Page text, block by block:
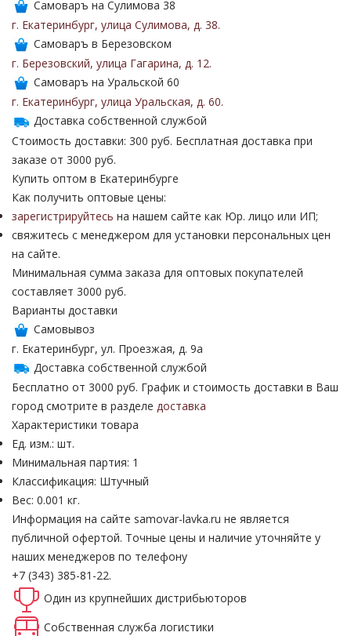
Самоваръ на Сулимова 38
г. Екатеринбург, улица Сулимова, д. 38.
Самоваръ в Березовском
г. Березовский, улица Гагарина, д. 12.
Самоваръ на Уральской 60
г. Екатеринбург, улица Уральская, д. 60.
Доставка собственной службой
Стоимость доставки: 300 руб. Бесплатная доставка при
заказе от 3000 руб.
Купить оптом в Екатеринбурге
Как получить оптовые цены:
зарегистрируйтесь на нашем сайте как Юр. лицо или ИП;
свяжитесь с менеджером для установки персональных цен
на сайте.
Минимальная сумма заказа для оптовых покупателей
составляет 3000 руб.
Варианты доставки
Самовывоз
г. Екатеринбург, ул. Проезжая, д. 9а
Доставка собственной службой
Бесплатно от 3000 руб. График и стоимость доставки в Ваш
город смотрите в разделе доставка
Характеристики товара
Ед. изм.: шт.
Минимальная партия: 1
Классификация: Штучный
Вес: 0.001 кг.
Информация на сайте samovar-lavka.ru не является
публичной офертой. Точные цены и наличие уточняйте у
наших менеджеров по телефону
+7 (343) 385-81-22.
Один из крупнейших дистрибьюторов
Собственная служба логистики